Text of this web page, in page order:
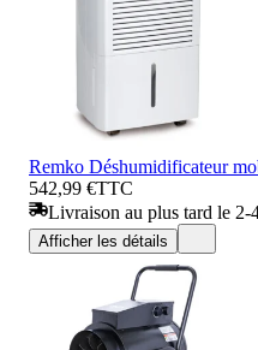
Remko Déshumidificateur
542,99 €TTC
Livraison au plus tard le 2-
Afficher les détails